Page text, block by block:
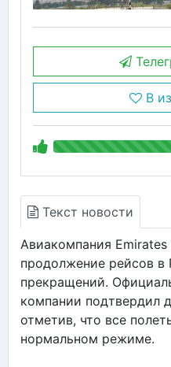
В
Текст новости
Авиакомпания Emirates
продолжение рейсов в
прекращений.
компании подтвердил
отметив, что все
нормальном режиме.